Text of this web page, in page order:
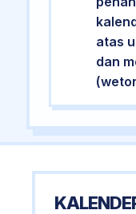
atas
dan